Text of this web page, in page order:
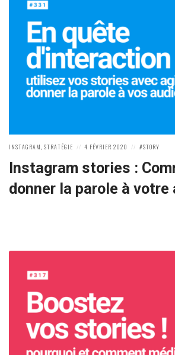
POSTED
INSTAGRAM, STRATÉGIE
POSTED
4 FÉVRIER 2020
POSTED
STORY
Instagram stories :
donner la parole à votre